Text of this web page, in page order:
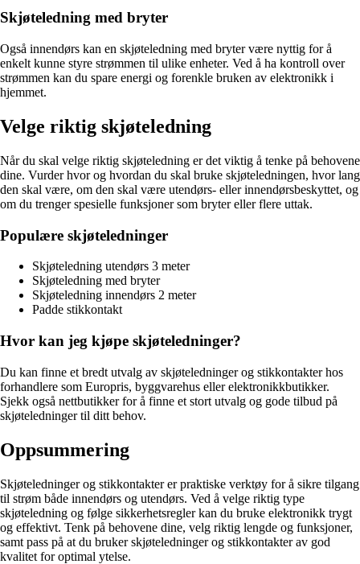
Skjøteledning med bryter
Også innendørs kan en skjøteledning med bryter være nyttig for å
enkelt kunne styre strømmen til ulike enheter. Ved å ha kontroll over
strømmen kan du spare energi og forenkle bruken av elektronikk i
hjemmet.
Velge riktig skjøteledning
Når du skal velge riktig skjøteledning er det viktig å tenke på behovene
dine. Vurder hvor og hvordan du skal bruke skjøteledningen, hvor lang
den skal være, om den skal være utendørs- eller innendørsbeskyttet, og
om du trenger spesielle funksjoner som bryter eller flere uttak.
Populære skjøteledninger
Skjøteledning utendørs 3 meter
Skjøteledning med bryter
Skjøteledning innendørs 2 meter
Padde stikkontakt
Hvor kan jeg kjøpe skjøteledninger?
Du kan finne et bredt utvalg av skjøteledninger og stikkontakter hos
forhandlere som Europris, byggvarehus eller elektronikkbutikker.
Sjekk også nettbutikker for å finne et stort utvalg og gode tilbud på
skjøteledninger til ditt behov.
Oppsummering
Skjøteledninger og stikkontakter er praktiske verktøy for å sikre tilgang
til strøm både innendørs og utendørs. Ved å velge riktig type
skjøteledning og følge sikkerhetsregler kan du bruke elektronikk trygt
og effektivt. Tenk på behovene dine, velg riktig lengde og funksjoner,
samt pass på at du bruker skjøteledninger og stikkontakter av god
kvalitet for optimal ytelse.